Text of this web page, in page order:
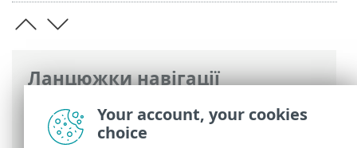
Ланцюжки навігації
Інтерактивна довідка ESET>ESET
PROTECT On-Prem
Видалення
Your account, your cookies
choice